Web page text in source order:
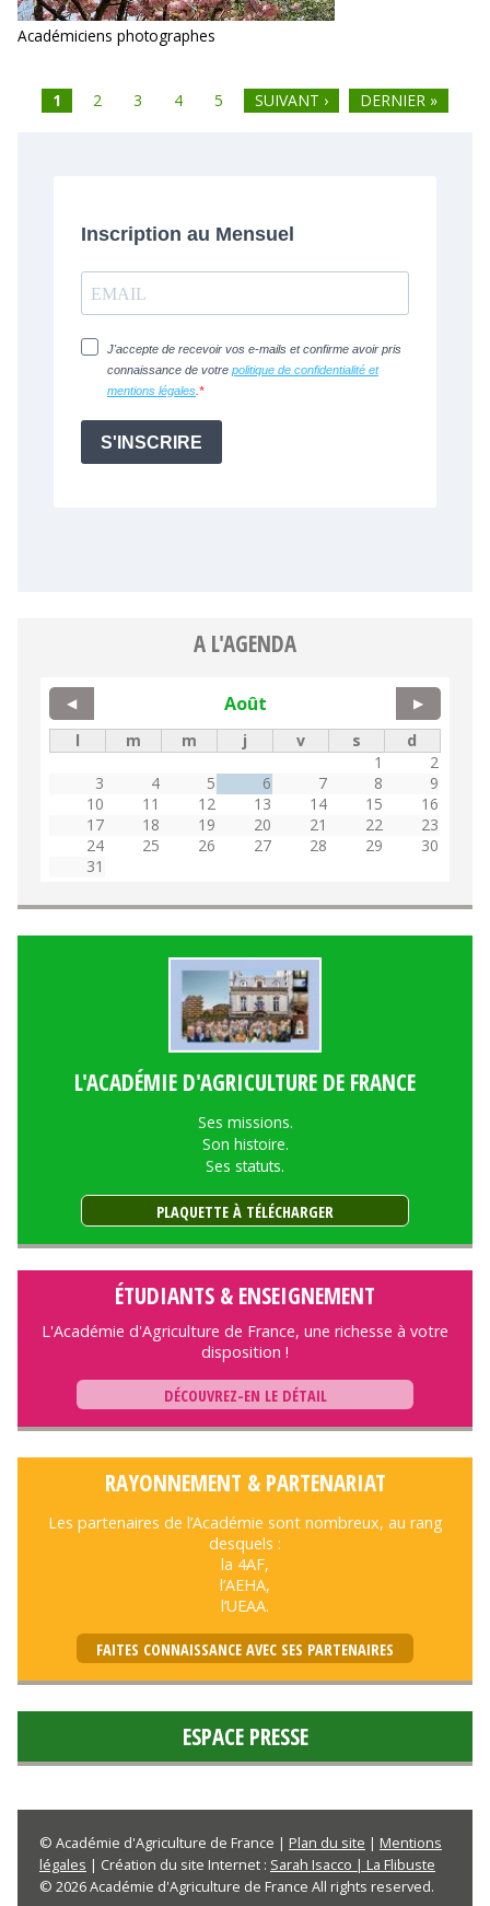
Académiciens photographes
1 2 3 4 5 SUIVANT › DERNIER »
A L'AGENDA
Août
◀ ▶
l m m j v s
d
1
2
3
4 5 6 7 8
9
10
11 12 13 14 15
16
17
18 19 20 21 22
23
24
25 26 27 28 29
30
31
L'ACADÉMIE D'AGRICULTURE DE FRANCE
Ses missions.
Son histoire.
Ses statuts.
PLAQUETTE À TÉLÉCHARGER
ÉTUDIANTS & ENSEIGNEMENT
L'Académie d'Agriculture de France, une richesse à votre
disposition !
DÉCOUVREZ-EN LE DÉTAIL
RAYONNEMENT & PARTENARIAT
Les partenaires de l’Académie sont nombreux, au rang
desquels :
la 4AF,
l’AEHA,
l’UEAA.
FAITES CONNAISSANCE AVEC SES PARTENAIRES
ESPACE PRESSE
© Académie d'Agriculture de France | Plan du site | Mentions
légales | Création du site Internet : Sarah Isacco | La Flibuste
© 2026 Académie d'Agriculture de France All rights reserved.